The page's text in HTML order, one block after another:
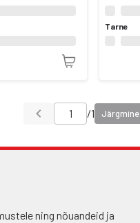
Tarne
/1 Järgmine
ning nõuandeid ja